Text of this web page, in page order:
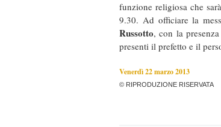
funzione religiosa che
9.30. Ad officiare la
Russotto, con la
presenti il prefetto e il
Venerdì 22 marzo 2013
© RIPRODUZIONE RISERVATA